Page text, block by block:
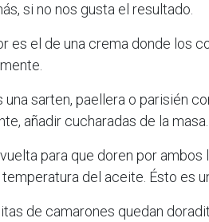
si no nos gusta el resultado.
es el de una crema donde los
una sarten, paellera o parisién
añadir cucharadas de la
para que doren por
del aceite. Ésto es
de camarones quedan